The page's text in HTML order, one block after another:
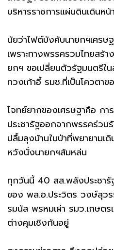
บริหารราชการแผ่นดินเดินหน้
นัยว่าไฟต์บังคับนายกฯเศร
เพราะทางพรรครวมไทยสร้
ยกฯ ขอเปลี่ยนตัวรัฐมนตรีใ
ทวงเก้าอี้ รมช.ที่เป็นโควตา
โจทย์ยากของเศรษฐาคือ ก
ประชารัฐออกจากพรรคร่วม
ปลื้มลุงบ้านในป่าที่พยายามเ
หวังนั่งนายกฯส้มหล่น
ทุกวันนี้ 40 สส.พลังประชา
ของ พล.อ.ประวิตร วงษ์สุว
รมนัส พรหมเผ่า รมว.เกษต
ต่างคุมเชิงกันอยู่